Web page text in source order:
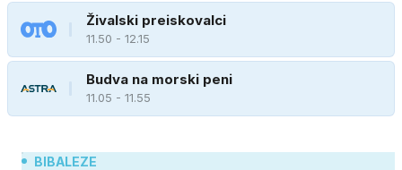
Živalski preiskovalci
11.50 - 12.15
Budva na morski peni
11.05 - 11.55
BIBALEZE